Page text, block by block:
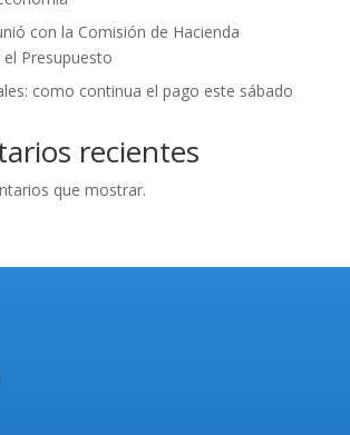
con la Comisión de Hacienda
Presupuesto
como continua el pago este sábado
recientes
que mostrar.